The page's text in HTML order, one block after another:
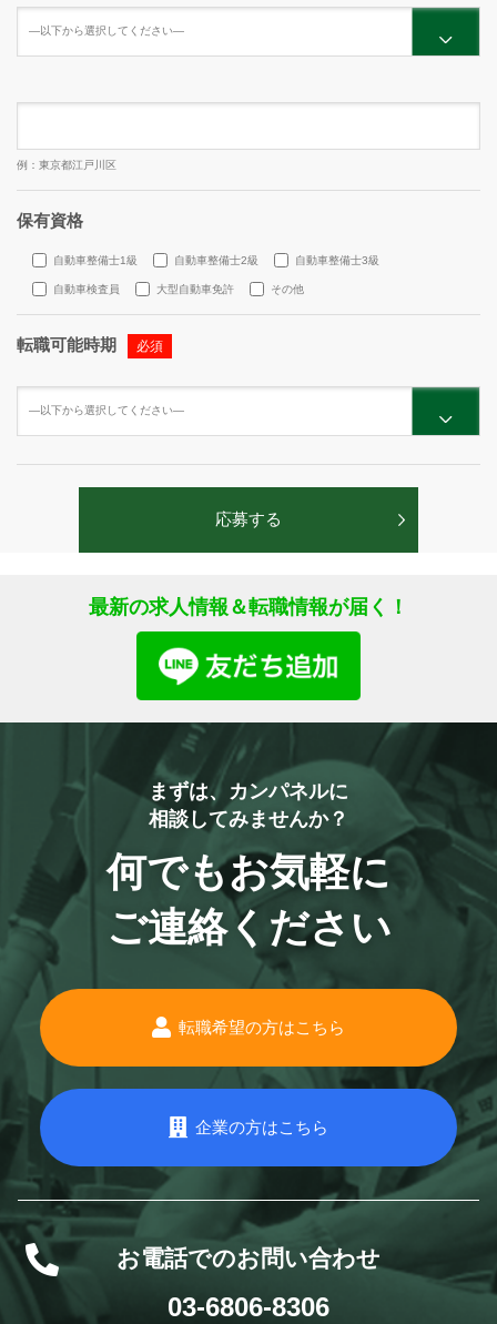
例：東京都江戸川区
保有資格
自動車整備士1級 自動車整備士2級 自動車整備士3級
自動車検査員 大型自動車免許 その他
転職可能時期 必須
最新の求人情報＆転職情報が届く！
まずは、カンパネルに
相談してみませんか？
何でもお気軽に
ご連絡ください
転職希望の方はこちら
企業の方はこちら
お電話でのお問い合わせ
03-6806-8306